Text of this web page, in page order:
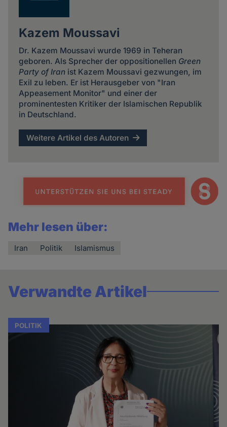
Kazem Moussavi
Dr. Kazem Moussavi wurde 1969 in Teheran
geboren. Als Sprecher der oppositionellen Green
Party of Iran ist Kazem Moussavi gezwungen, im
Exil zu leben. Er ist Herausgeber von "Iran
Appeasement Monitor" und einer der
prominentesten Kritiker der Islamischen Republik
in Deutschland.
Weitere Artikel des Autoren
Mehr lesen über:
Iran Politik Islamismus
Verwandte Artikel
POLITIK